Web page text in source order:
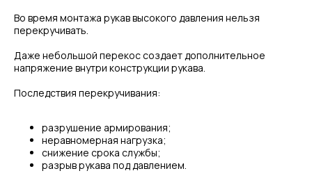
Во время монтажа рукав высокого давления нельзя
перекручивать.
Даже небольшой перекос создает дополнительное
напряжение внутри конструкции рукава.
Последствия перекручивания:
разрушение армирования;
неравномерная нагрузка;
снижение срока службы;
разрыв рукава под давлением.